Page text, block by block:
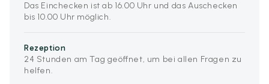
Das Einchecken ist ab 16.00 Uhr und das Auschecken
bis 10.00 Uhr möglich.
Rezeption
24 Stunden am Tag geöffnet, um bei allen Fragen zu
helfen.